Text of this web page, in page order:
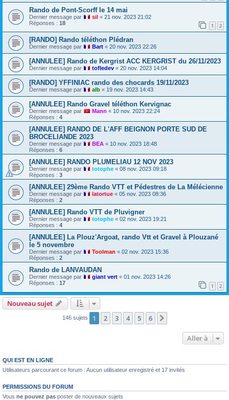
Rando de Pont-Scorff le 14 mai
Dernier message par sil « 21 nov. 2023 21:02
Réponses : 18 1 2
[RANDO] Rando téléthon Plédran
Dernier message par Bart « 20 nov. 2023 22:26
[ANNULEE] Rando de Kergrist ACC KERGRIST du 26/11/2023
Dernier message par tofledev « 20 nov. 2023 14:04
[RANDO] YFFINIAC rando des chocards 19/11/2023
Dernier message par alb « 19 nov. 2023 14:43
[ANNULEE] Rando Gravel téléthon Kervignac
Dernier message par Mann « 10 nov. 2023 22:24
Réponses : 4
[ANNULEE] RANDO DE L'AFF BEIGNON PORTE SUD DE
BROCELIANDE 2023
Dernier message par BEA « 10 nov. 2023 18:48
Réponses : 6
[ANNULEE] RANDO PLUMELIAU 12 NOV 2023
Dernier message par totophe « 08 nov. 2023 09:18
Réponses : 3
[ANNULEE] 29ème Rando VTT et Pédestres de La Mélécienne
Dernier message par latortue « 05 nov. 2023 08:36
Réponses : 2
[ANNULEE] Rando VTT de Pluvigner
Dernier message par totophe « 02 nov. 2023 19:21
Réponses : 4
[ANNULEE] La Plouz'Argoat, rando Vtt et Gravel à Plouzané
le 5 novembre
Dernier message par Toolman « 02 nov. 2023 15:36
Réponses : 2
Rando de LANVAUDAN
Dernier message par giant vert « 01 nov. 2023 14:26
Réponses : 17 1 2
Nouveau sujet
146 sujets 1 2 3 4 5 6
Aller à
QUI EST EN LIGNE
Utilisateurs parcourant ce forum : Aucun utilisateur enregistré et 17 invités
PERMISSIONS DU FORUM
Vous ne pouvez pas poster de nouveaux sujets